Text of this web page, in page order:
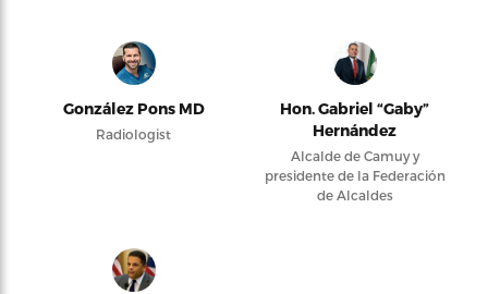
González Pons MD
Radiologist
Hon. Gabriel “Gaby”
Hernández
Alcalde de Camuy y
presidente de la Federación
de Alcaldes